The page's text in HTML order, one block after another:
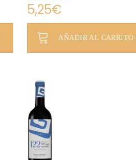
Valorado
con4.67
de 5
5,25€
AÑADIR AL CARRITO